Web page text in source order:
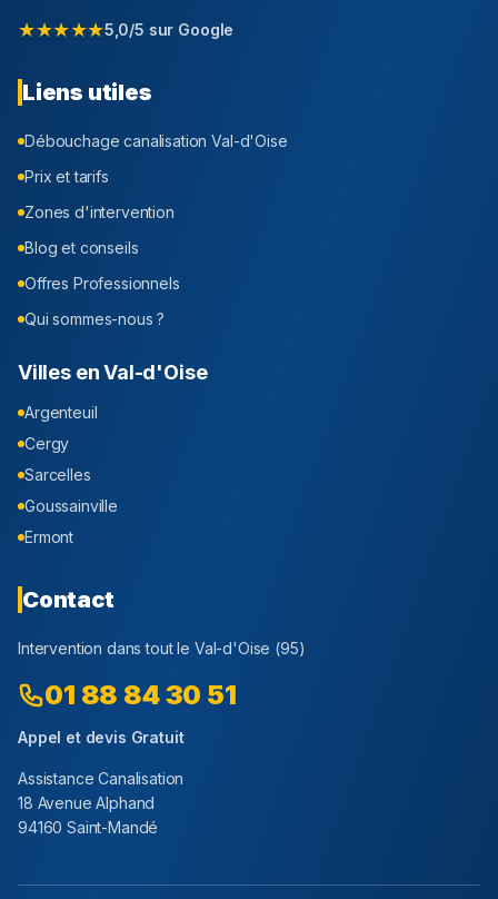
★★★★★5,0/5 sur Google
Liens utiles
Débouchage canalisationVal-d'Oise
Prix et tarifs
Zones d'intervention
Blog et conseils
Offres Professionnels
Qui sommes-nous ?
Villes enVal-d'Oise
Argenteuil
Cergy
Sarcelles
Goussainville
Ermont
Contact
Intervention dans tout le Val-d'Oise (95)
01 88 84 30 51
Appel et devis Gratuit
Assistance Canalisation
18 Avenue Alphand
94160 Saint-Mandé